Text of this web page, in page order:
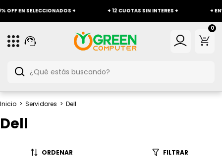
EN SELECCIONADOS + + 12 CUOTAS SIN INTERES + +
0
Inicio > Servidores > Dell
Dell
ORDENAR FILTRAR